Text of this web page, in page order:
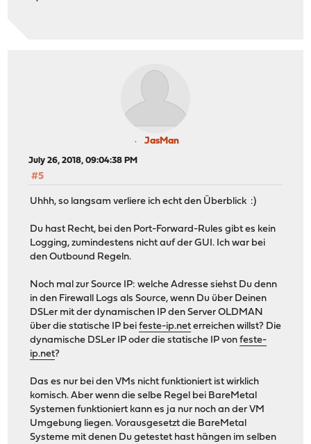
JasMan
July 26, 2018, 09:04:38 PM
#5
Uhhh, so langsam verliere ich echt den Überblick :)
Du hast Recht, bei den Port-Forward-Rules gibt es kein
Logging, zumindestens nicht auf der GUI. Ich war bei
den Outbound Regeln.
Noch mal zur Source IP: welche Adresse siehst Du denn
in den Firewall Logs als Source, wenn Du über Deinen
DSLer mit der dynamischen IP den Server OLDMAN
über die statische IP beifeste-ip.neterreichen willst? Die
dynamische DSLer IP oder die statische IP vonfeste-
ip.net?
Das es nur bei den VMs nicht funktioniert ist wirklich
komisch. Aber wenn die selbe Regel bei BareMetal
Systemen funktioniert kann es ja nur noch an der VM
Umgebung liegen. Vorausgesetzt die BareMetal
Systeme mit denen Du getestet hast hängen im selben